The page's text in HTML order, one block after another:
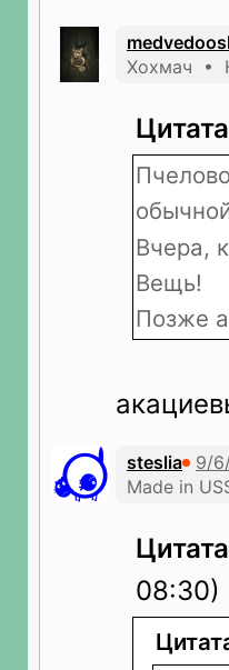
Хохмач •
Цитата
Вчера,
Вещь!
Позже
steslia
Made in
Цитата
08:30)